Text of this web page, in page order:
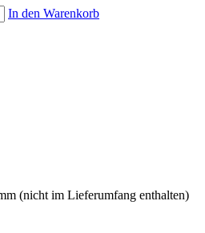
In den Warenkorb
(nicht im Lieferumfang enthalten)